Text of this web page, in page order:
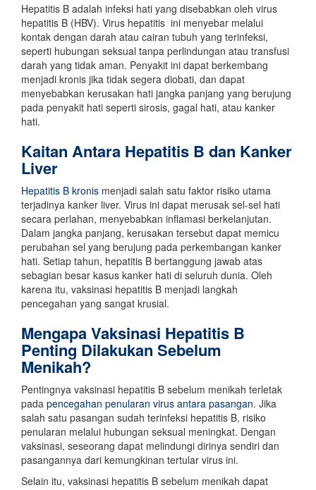
Hepatitis B adalah infeksi hati yang disebabkan oleh virus
hepatitis B (HBV). Virus hepatitis ini menyebar melalui
kontak dengan darah atau cairan tubuh yang terinfeksi,
seperti hubungan seksual tanpa perlindungan atau transfusi
darah yang tidak aman. Penyakit ini dapat berkembang
menjadi kronis jika tidak segera diobati, dan dapat
menyebabkan kerusakan hati jangka panjang yang berujung
pada penyakit hati seperti sirosis, gagal hati, atau kanker
hati.
Kaitan Antara Hepatitis B dan Kanker
Liver
Hepatitis B kronis menjadi salah satu faktor risiko utama
terjadinya kanker liver. Virus ini dapat merusak sel-sel hati
secara perlahan, menyebabkan inflamasi berkelanjutan.
Dalam jangka panjang, kerusakan tersebut dapat memicu
perubahan sel yang berujung pada perkembangan kanker
hati. Setiap tahun, hepatitis B bertanggung jawab atas
sebagian besar kasus kanker hati di seluruh dunia. Oleh
karena itu, vaksinasi hepatitis B menjadi langkah
pencegahan yang sangat krusial.
Mengapa Vaksinasi Hepatitis B
Penting Dilakukan Sebelum
Menikah?
Pentingnya vaksinasi hepatitis B sebelum menikah terletak
pada pencegahan penularan virus antara pasangan. Jika
salah satu pasangan sudah terinfeksi hepatitis B, risiko
penularan melalui hubungan seksual meningkat. Dengan
vaksinasi, seseorang dapat melindungi dirinya sendiri dan
pasangannya dari kemungkinan tertular virus ini.
Selain itu, vaksinasi hepatitis B sebelum menikah dapat